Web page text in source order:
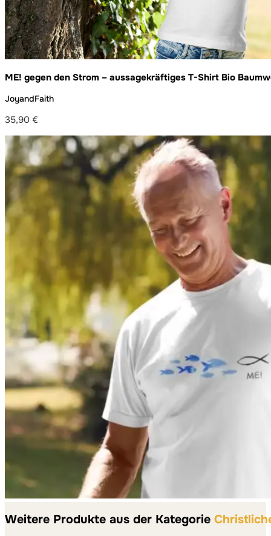
ME! gegen den Strom – aussagekräftiges T-Shirt Bio
JoyandFaith
35,90 €
Weitere Produkte aus der Kategorie